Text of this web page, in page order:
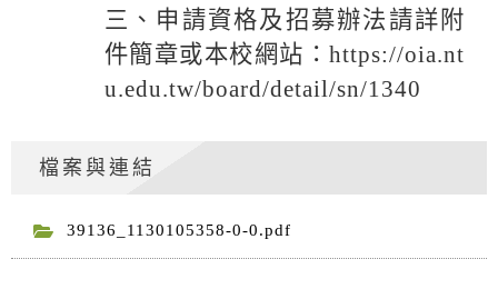
三、申請資格及招募辦法請詳附
件簡章或本校網站：https://oia.nt
u.edu.tw/board/detail/sn/1340
檔案與連結
39136_1130105358-0-0.pdf